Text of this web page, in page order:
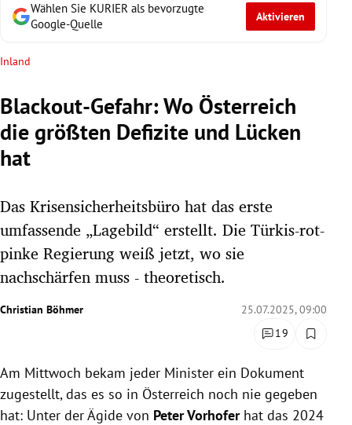
Untermenü
Untermenü
Untermenü
Untermenü
Untermenü
Untermenü
Untermenü
Wählen Sie KURIER als bevorzugte
Google-Quelle
Aktivieren
Inland
Blackout-Gefahr: Wo Österreich
die größten Defizite und Lücken
hat
Das Krisensicherheitsbüro hat das erste
umfassende „Lagebild“ erstellt. Die Türkis-rot-
pinke Regierung weiß jetzt, wo sie
nachschärfen muss - theoretisch.
Christian Böhmer
25.07.2025, 09:00
19
Am Mittwoch bekam jeder Minister ein Dokument
zugestellt, das es so in Österreich noch nie gegeben
hat: Unter der Ägide von Peter Vorhoferhat das 2024